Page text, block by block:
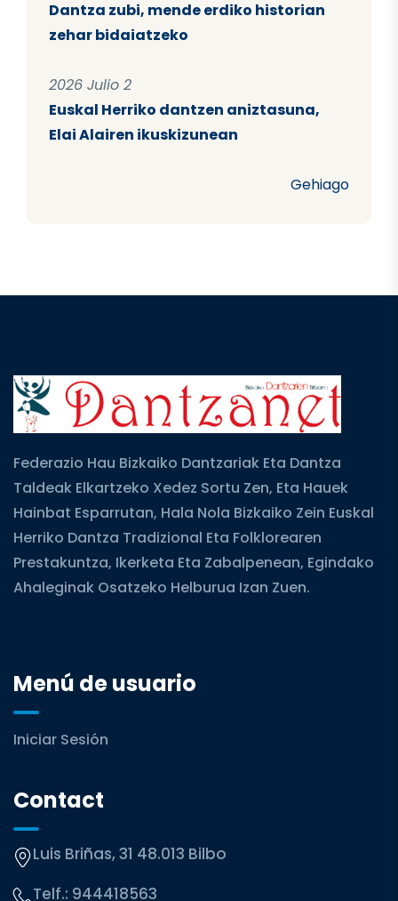
Dantza zubi, mende erdiko historian
zehar bidaiatzeko
2026 Julio 2
Euskal Herriko dantzen aniztasuna,
Elai Alairen ikuskizunean
Gehiago
Federazio Hau Bizkaiko Dantzariak Eta Dantza
Taldeak Elkartzeko Xedez Sortu Zen, Eta Hauek
Hainbat Esparrutan, Hala Nola Bizkaiko Zein Euskal
Herriko Dantza Tradizional Eta Folklorearen
Prestakuntza, Ikerketa Eta Zabalpenean, Egindako
Ahaleginak Osatzeko Helburua Izan Zuen.
Menú de usuario
Iniciar Sesión
Contact
Luis Briñas, 31 48.013 Bilbo
Telf.: 944418563